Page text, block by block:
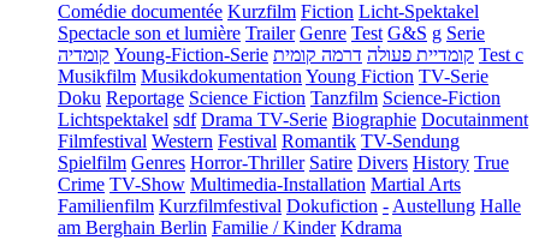
Comédie documentée Kurzfilm Fiction Licht-Spektakel
Spectacle son et lumière Trailer Genre Test G&S g Serie
קומדיה Young-Fiction-Serie קומדיית פעולה דרמה קומית
Test c
Musikfilm MusikdokumentationYoung Fiction TV-Serie
Doku Reportage Science Fiction Tanzfilm Science-Fiction
Lichtspektakel sdf Drama TV-Serie Biographie Docutainment
Filmfestival Western Festival Romantik TV-Sendung
Spielfilm Genres Horror-Thriller Satire Divers History True
Crime TV-Show Multimedia-Installation Martial Arts
Familienfilm Kurzfilmfestival Dokufiction -Austellung Halle
am Berghain Berlin Familie / Kinder Kdrama